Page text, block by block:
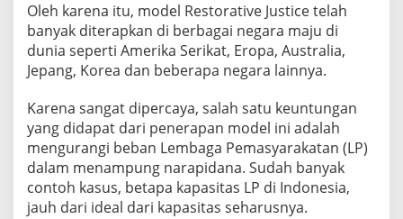
Oleh karena itu, model Restorative Justice telah
banyak diterapkan di berbagai negara maju di
dunia seperti Amerika Serikat, Eropa, Australia,
Jepang, Korea dan beberapa negara lainnya.
Karena sangat dipercaya, salah satu keuntungan
yang didapat dari penerapan model ini adalah
mengurangi beban Lembaga Pemasyarakatan (LP)
dalam menampung narapidana. Sudah banyak
contoh kasus, betapa kapasitas LP di Indonesia,
jauh dari ideal dari kapasitas seharusnya.